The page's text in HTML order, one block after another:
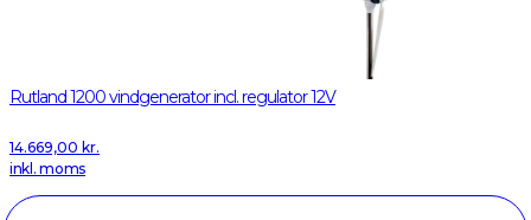
Rutland 1200 vindgenerator incl. regulator 12V
14.669,00 kr.
inkl. moms